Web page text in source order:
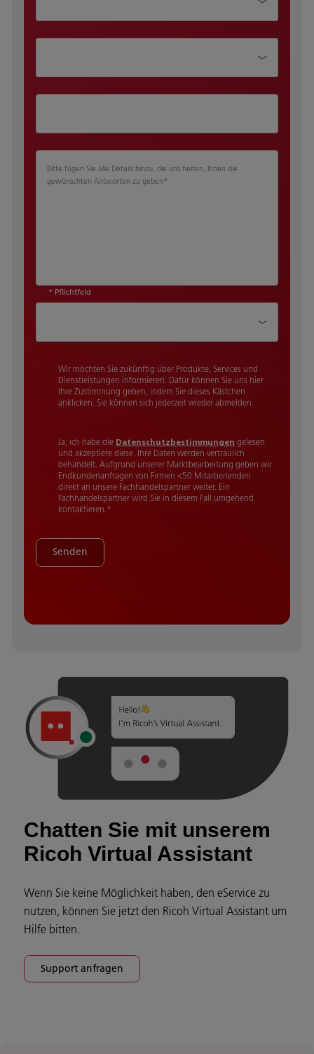
Bitte fügen Sie alle Details hinzu, die uns helfen, Ihnen die
gewünschten Antworten zu geben*
* Pflichtfeld
Wir möchten Sie zukünftig über Produkte, Services und
Dienstleistungen informieren. Dafür können Sie uns hier
Ihre Zustimmung geben, indem Sie dieses Kästchen
anklicken. Sie können sich jederzeit wieder abmelden.
Ja, ich habe die Datenschutzbestimmungen gelesen
und akzeptiere diese.
Ihre Daten werden vertraulich
behandelt. Aufgrund unserer Marktbearbeitung geben wir
Endkundenanfragen von Firmen <50 Mitarbeitenden
direkt an unsere Fachhandelspartner weiter. Ein
Fachhandelspartner wird Sie in diesem Fall umgehend
kontaktieren. *
Senden
Chatten Sie mit unserem
Ricoh Virtual Assistant
Wenn Sie keine Möglichkeit haben, den eService zu
nutzen, können Sie jetzt den Ricoh Virtual Assistant um
Hilfe bitten.
Support anfragen